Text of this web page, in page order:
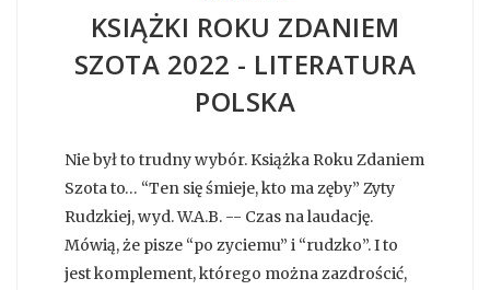
KSIĄŻKI ROKU ZDANIEM
SZOTA 2022 - LITERATURA
POLSKA
Nie był to trudny wybór. Książka Roku Zdaniem
Szota to… “Ten się śmieje, kto ma zęby” Zyty
Rudzkiej, wyd. W.A.B. -- Czas na laudację.
Mówią, że pisze “po zyciemu” i “rudzko”. I to
jest komplement, którego można zazdrościć,